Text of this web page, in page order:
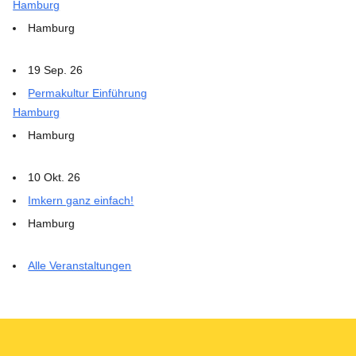
Hamburg
Hamburg
19 Sep. 26
Permakultur Einführung
Hamburg
Hamburg
10 Okt. 26
Imkern ganz einfach!
Hamburg
Alle Veranstaltungen